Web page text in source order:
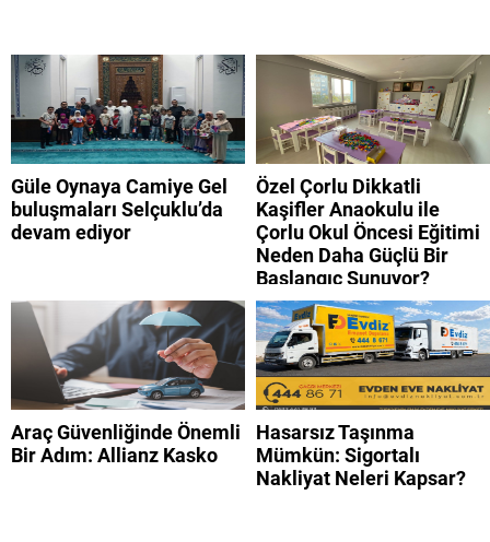
Güle Oynaya Camiye Gel
buluşmaları Selçuklu’da
devam ediyor
Özel Çorlu Dikkatli
Kaşifler Anaokulu ile
Çorlu Okul Öncesi Eğitimi
Neden Daha Güçlü Bir
Başlangıç Sunuyor?
Araç Güvenliğinde Önemli
Bir Adım: Allianz Kasko
Hasarsız Taşınma
Mümkün: Sigortalı
Nakliyat Neleri Kapsar?